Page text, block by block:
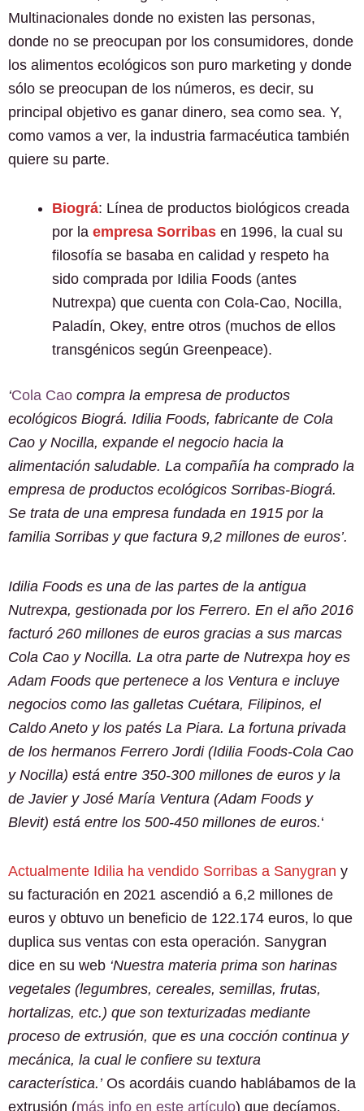
Multinacionales donde no existen las personas,
donde no se preocupan por los consumidores, donde
los alimentos ecológicos son puro marketing y donde
sólo se preocupan de los números, es decir, su
principal objetivo es ganar dinero, sea como sea. Y,
como vamos a ver, la industria farmacéutica también
quiere su parte.
Biográ: Línea de productos biológicos creada
por la empresa Sorribas en 1996, la cual su
filosofía se basaba en calidad y respeto ha
sido comprada por Idilia Foods (antes
Nutrexpa) que cuenta con Cola-Cao, Nocilla,
Paladín, Okey, entre otros (muchos de ellos
transgénicos según Greenpeace).
‘Cola Cao compra la empresa de productos
ecológicos Biográ. Idilia Foods, fabricante de Cola
Cao y Nocilla, expande el negocio hacia la
alimentación saludable. La compañía ha comprado la
empresa de productos ecológicos Sorribas-Biográ.
Se trata de una empresa fundada en 1915 por la
familia Sorribas y que factura 9,2 millones de euros’.
Idilia Foods es una de las partes de la antigua
Nutrexpa, gestionada por los Ferrero. En el año 2016
facturó 260 millones de euros gracias a sus marcas
Cola Cao y Nocilla. La otra parte de Nutrexpa hoy es
Adam Foods que pertenece a los Ventura e incluye
negocios como las galletas Cuétara, Filipinos, el
Caldo Aneto y los patés La Piara. La fortuna privada
de los hermanos Ferrero Jordi (Idilia Foods-Cola Cao
y Nocilla) está entre 350-300 millones de euros y la
de Javier y José María Ventura (Adam Foods y
Blevit) está entre los 500-450 millones de euros.‘
Actualmente Idilia ha vendido Sorribas a Sanygran y
su facturación en 2021 ascendió a 6,2 millones de
euros y obtuvo un beneficio de 122.174 euros, lo que
duplica sus ventas con esta operación. Sanygran
dice en su web ‘Nuestra materia prima son harinas
vegetales (legumbres, cereales, semillas, frutas,
hortalizas, etc.) que son texturizadas mediante
proceso de extrusión, que es una cocción continua y
mecánica, la cual le confiere su textura
característica.’Os acordáis cuando hablábamos de la
extrusión (más info en este artículo) que decíamos,